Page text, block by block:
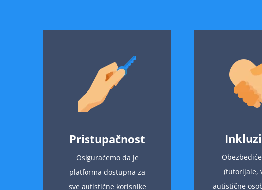
Pristupačnost
Osiguraćemo da je
platforma dostupna za
sve autistične korisnike
(tutorijale,
autistične